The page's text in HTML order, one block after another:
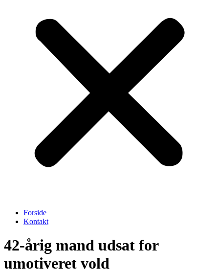
Forside
Kontakt
42-årig mand udsat for
umotiveret vold